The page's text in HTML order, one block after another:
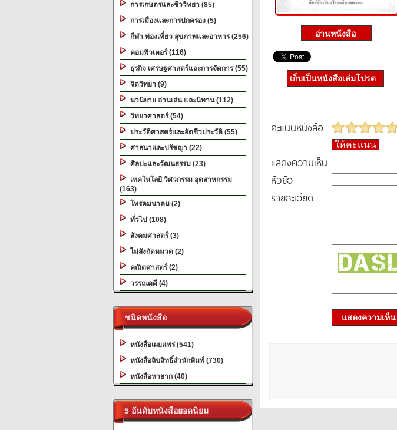
การเกษตรและชีววิทยา (85)
การเมืองและการปกครอง (5)
กีฬา ท่องเที่ยว สุขภาพและอาหาร (256)
คอมพิวเตอร์ (116)
ธุรกิจ เศรษฐศาสตร์และการจัดการ (55)
จิตวิทยา (9)
นวนิยาย อ่านเล่น และนิทาน (112)
วิทยาศาสตร์ (54)
ประวัติศาสตร์และอัตชีวประวัติ (55)
ศาสนาและปรัชญา (22)
ศิลปะและวัฒนธรรม (23)
เทคโนโลยี วิศวกรรม อุตสาหกรรม
(163)
โทรคมนาคม (2)
ทั่วไป (108)
สังคมศาสตร์ (3)
ไม่สังกัดหมวด (2)
คณิตศาสตร์ (2)
วรรณคดี (4)
ชนิดหนังสือ
หนังสือเผยแพร่ (541)
หนังสือลิขสิทธิ์สำนักพิมพ์ (730)
หนังสือหายาก (40)
5 อันดับหนังสือยอดนิยม
เก็บเป็นหนังสือเล่มโปรด
คะแนนหนังสือ :
ให้คะแนน
แสดงความเห็น
หัวข้อ
รายละเอียด
แสดงความเห็น